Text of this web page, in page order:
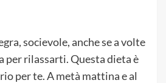
socievole, anche se a volte
per rilassarti. Questa dieta è
per te. A metà mattina e al